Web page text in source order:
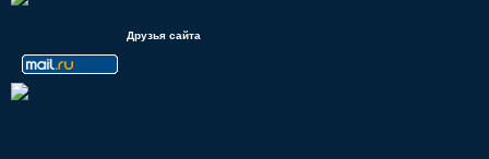
Друзья сайта